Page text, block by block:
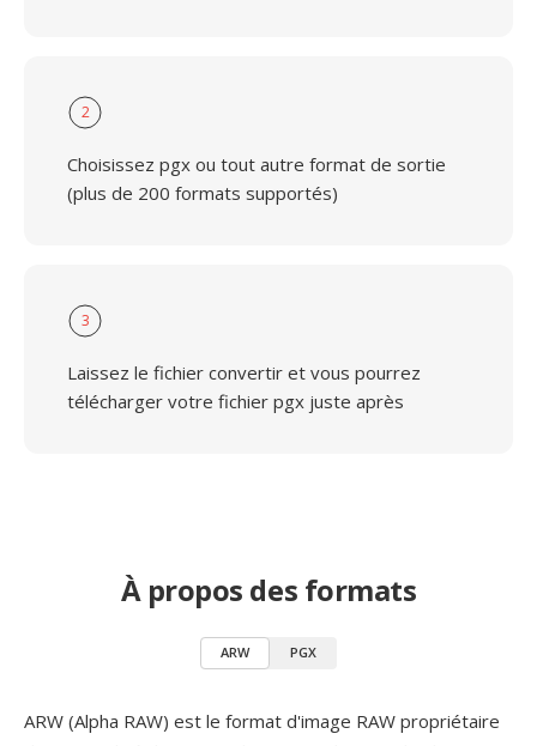
2
Choisissez pgx ou tout autre format de sortie
(plus de 200 formats supportés)
3
Laissez le fichier convertir et vous pourrez
télécharger votre fichier pgx juste après
À propos des formats
ARW PGX
ARW (Alpha RAW) est le format d'image RAW propriétaire